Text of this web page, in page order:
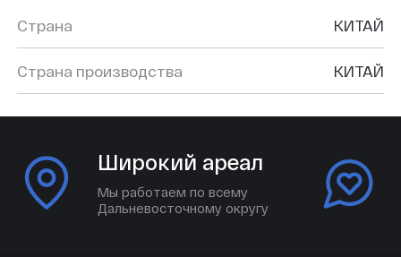
Страна КИТАЙ
Страна производства КИТАЙ
Широкий ареал
Мы работаем по всему
Дальневосточному округу